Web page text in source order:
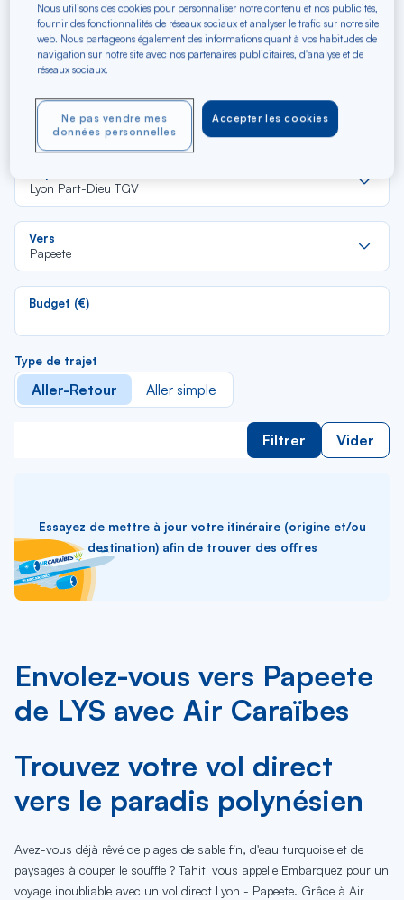
Partez bientôt entre Lyon
Part-Dieu TGV et Papeete
Lyon Part-Dieu TGV
Vers
Papeete
Budget (€)
Type de trajet
Aller-Retour Aller simple
Filtrer Vider
Essayez de mettre à jour votre itinéraire (origine et/ou
destination) afin de trouver des offres
Envolez-vous vers Papeete
de LYS avec Air Caraïbes
Trouvez votre vol direct
vers le paradis polynésien
Avez-vous déjà rêvé de plages de sable fin, d'eau turquoise et de
paysages à couper le souffle ? Tahiti vous appelle Embarquez pour un
voyage inoubliable avec un vol direct Lyon - Papeete. Grâce à Air
Nous utilisons des cookies pour personnaliser notre contenu et nos publicités,
fournir des fonctionnalités de réseaux sociaux et analyser le trafic sur notre site
web. Nous partageons également des informations quant à vos habitudes de
navigation sur notre site avec nos partenaires publicitaires, d'analyse et de
réseaux sociaux.
Accepter les cookies
Ne pas vendre mes
données personnelles